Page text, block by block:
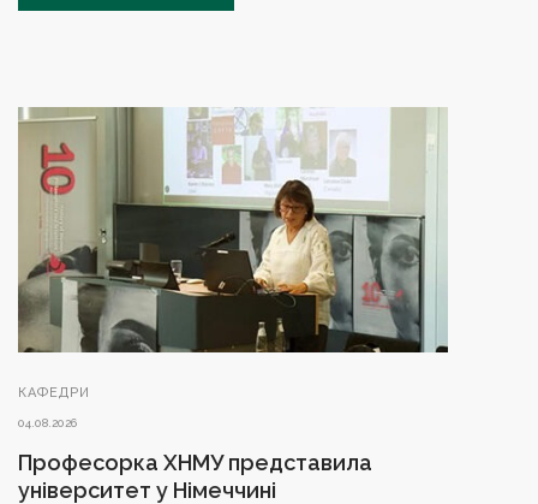
КАФЕДРИ
04.08.2026
Професорка ХНМУ представила
університет у Німеччині